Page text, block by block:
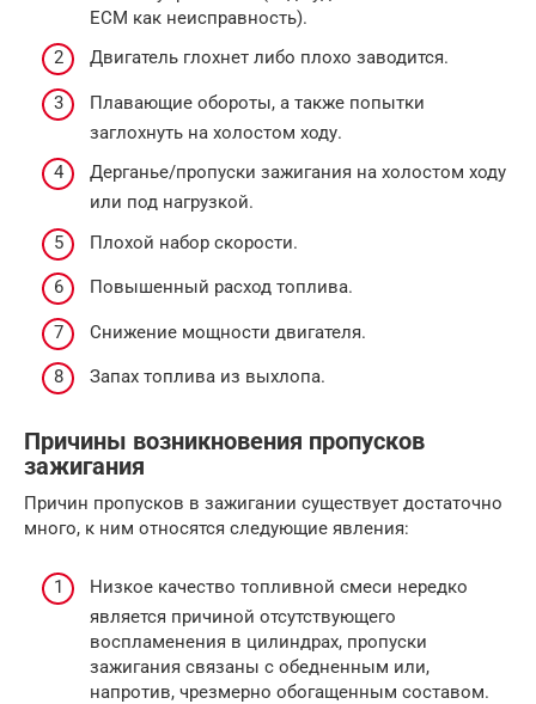
ECM как неисправность).
Двигатель глохнет либо плохо заводится.
Плавающие обороты, а также попытки
заглохнуть на холостом ходу.
Дерганье/пропуски зажигания на холостом ходу
или под нагрузкой.
Плохой набор скорости.
Повышенный расход топлива.
Снижение мощности двигателя.
Запах топлива из выхлопа.
Причины возникновения пропусков
зажигания
Причин пропусков в зажигании существует достаточно
много, к ним относятся следующие явления:
Низкое качество топливной смеси нередко
является причиной отсутствующего
воспламенения в цилиндрах, пропуски
зажигания связаны с обедненным или,
напротив, чрезмерно обогащенным составом.